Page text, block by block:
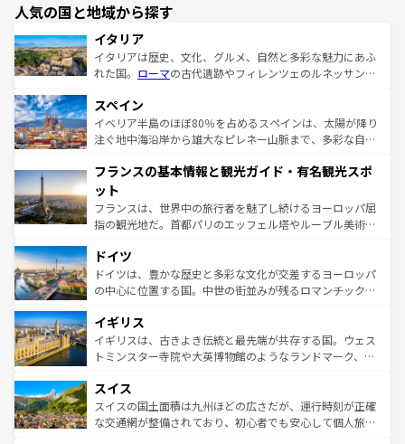
人気の国と地域から探す
イタリア
イタリアは歴史、文化、グルメ、自然と多彩な魅力にあふ
れた国。 ローマの古代遺跡やフィレンツェのルネッサンス
ろん、トスカーナの美しい田園風景やアマルフィ海岸の絶
景など、自然景観も見逃せない。観光の合間には、本場の
ピザやパスタなど、絶品のイタリア料理を堪能することも
ませてくれるイタリアで、忘れられない旅をしてみよう！
なお、新着のイタリア情報は
しい。
スペイン
イベリア半島のほぼ80％を占めるスペインは、太陽が降り
注ぐ地中海沿岸から雄大なピレネー山脈まで、多彩な自然
文化が根付くこの国では、情熱的なフラメンコ、熱気あふ
れる闘牛、そして美味しいタパスが生活の一部となってい
る。首都マドリードの洗練された雰囲気や、バルセロナの
アートに溢れた街角から、地方では古代ローマ遺跡や中世
せる。地方によって風土や気候が異なるスペインはその個
性で訪れる人を魅了する。 なお、新着のスペイン情報は コ
ンテンツ一覧を参照してほしい。
フランスの基本情報と観光ガイド・有名観光スポ
ット
フランスは、世界中の旅行者を魅了し続けるヨーロッパ屈
指の観光地だ。首都パリのエッフェル塔やルーブル美術館
で、幅広い魅力が詰まっている。華麗な宮殿、歴史的な大
聖堂、美しいビーチ、そして豊かな自然が、訪れる者を心
から魅了する。また、フランスは美食の国としても知ら
いる。シャンパンの発祥地であるランス、プロヴァンスの
香り高いラベンダー畑など、多彩な楽しみ方が可能だ。さ
らに、パリ以外の地域にも魅力が溢れており、どの街角に
れる地方に足を運ぶとそれぞれで全く異なる文化を体験で
きるだろう。 なお、新着のフランス情報はコンテンツ一覧
を参照してほしい。
ドイツ
ドイツは、豊かな歴史と多彩な文化が交差するヨーロッパ
の中心に位置する国。中世の街並みが残るロマンチック街
顔を持つこの国は、どこを歩いても飽きることがない。ベ
ルリンの文化的活気、バイエルン州のアルプスの絶景、そ
してライン川沿いのワイン畑といった風景は必見。ビール
は、お酒好きな人にはぜひ体験してほしい。 なお、新着の
ドイツ情報はコンテンツ一覧を参照してほしい。
イギリス
イギリスは、古きよき伝統と最先端が共存する国。ウェス
トミンスター寺院や大英博物館のようなランドマーク、歴
リアごとに異なる魅力がある。また、優雅なアフタヌーン
ティー、ビール好きにはたまらない英国パブ、サッカー観
戦など、本場だからこそできる体験も豊富。イギリスを旅
スイス
スイスの国土面積は九州ほどの広さだが、運行時刻が正確
な交通網が整備されており、初心者でも安心して個人旅行